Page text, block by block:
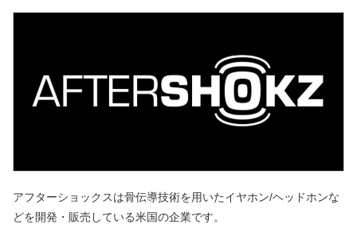
アフターショックスは骨伝導技術を用いたイヤホン/ヘッドホンな
どを開発・販売している米国の企業です。